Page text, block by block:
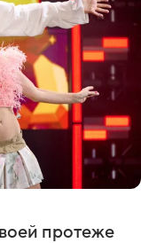
протеже